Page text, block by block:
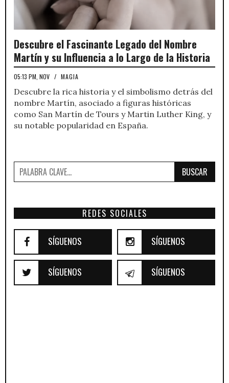
Descubre el Fascinante Legado del Nombre
Martín y su Influencia a lo Largo de la Historia
05:13 PM, NOV / MAGIA
Descubre la rica historia y el simbolismo detrás del
nombre Martín, asociado a figuras históricas
como San Martín de Tours y Martin Luther King, y
su notable popularidad en España.
BUSCAR
REDES SOCIALES
SÍGUENOS SÍGUENOS
SÍGUENOS SÍGUENOS